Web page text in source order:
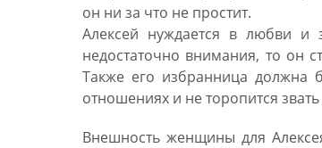
он ни за что не простит.
Алексей нуждается в любви и
недостаточно внимания, то он
Также его избранница должна
отношениях и не торопится
Внешность женщины для